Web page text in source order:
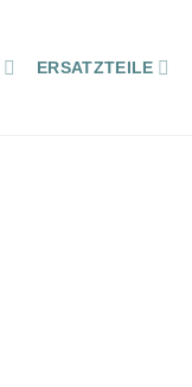
ERSATZTEILE